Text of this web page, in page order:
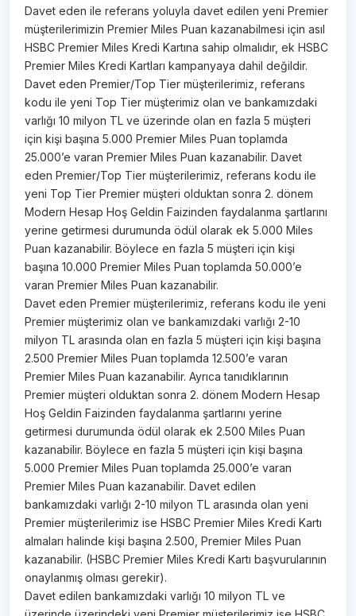
Davet eden ile referans yoluyla davet edilen yeni Premier
müşterilerimizin Premier Miles Puan kazanabilmesi için asıl
HSBC Premier Miles Kredi Kartına sahip olmalıdır, ek HSBC
Premier Miles Kredi Kartları kampanyaya dahil değildir.
Davet eden Premier/Top Tier müşterilerimiz, referans
kodu ile yeni Top Tier müşterimiz olan ve bankamızdaki
varlığı 10 milyon TL ve üzerinde olan en fazla 5 müşteri
için kişi başına 5.000 Premier Miles Puan toplamda
25.000’e varan Premier Miles Puan kazanabilir. Davet
eden Premier/Top Tier müşterilerimiz, referans kodu ile
yeni Top Tier Premier müşteri olduktan sonra 2. dönem
Modern Hesap Hoş Geldin Faizinden faydalanma şartlarını
yerine getirmesi durumunda ödül olarak ek 5.000 Miles
Puan kazanabilir. Böylece en fazla 5 müşteri için kişi
başına 10.000 Premier Miles Puan toplamda 50.000’e
varan Premier Miles Puan kazanabilir.
Davet eden Premier müşterilerimiz, referans kodu ile yeni
Premier müşterimiz olan ve bankamızdaki varlığı 2-10
milyon TL arasında olan en fazla 5 müşteri için kişi başına
2.500 Premier Miles Puan toplamda 12.500’e varan
Premier Miles Puan kazanabilir. Ayrıca tanıdıklarının
Premier müşteri olduktan sonra 2. dönem Modern Hesap
Hoş Geldin Faizinden faydalanma şartlarını yerine
getirmesi durumunda ödül olarak ek 2.500 Miles Puan
kazanabilir. Böylece en fazla 5 müşteri için kişi başına
5.000 Premier Miles Puan toplamda 25.000’e varan
Premier Miles Puan kazanabilir. Davet edilen
bankamızdaki varlığı 2-10 milyon TL arasında olan yeni
Premier müşterilerimiz ise HSBC Premier Miles Kredi Kartı
almaları halinde kişi başına 2.500, Premier Miles Puan
kazanabilir. (HSBC Premier Miles Kredi Kartı başvurularının
onaylanmış olması gerekir).
Davet edilen bankamızdaki varlığı 10 milyon TL ve